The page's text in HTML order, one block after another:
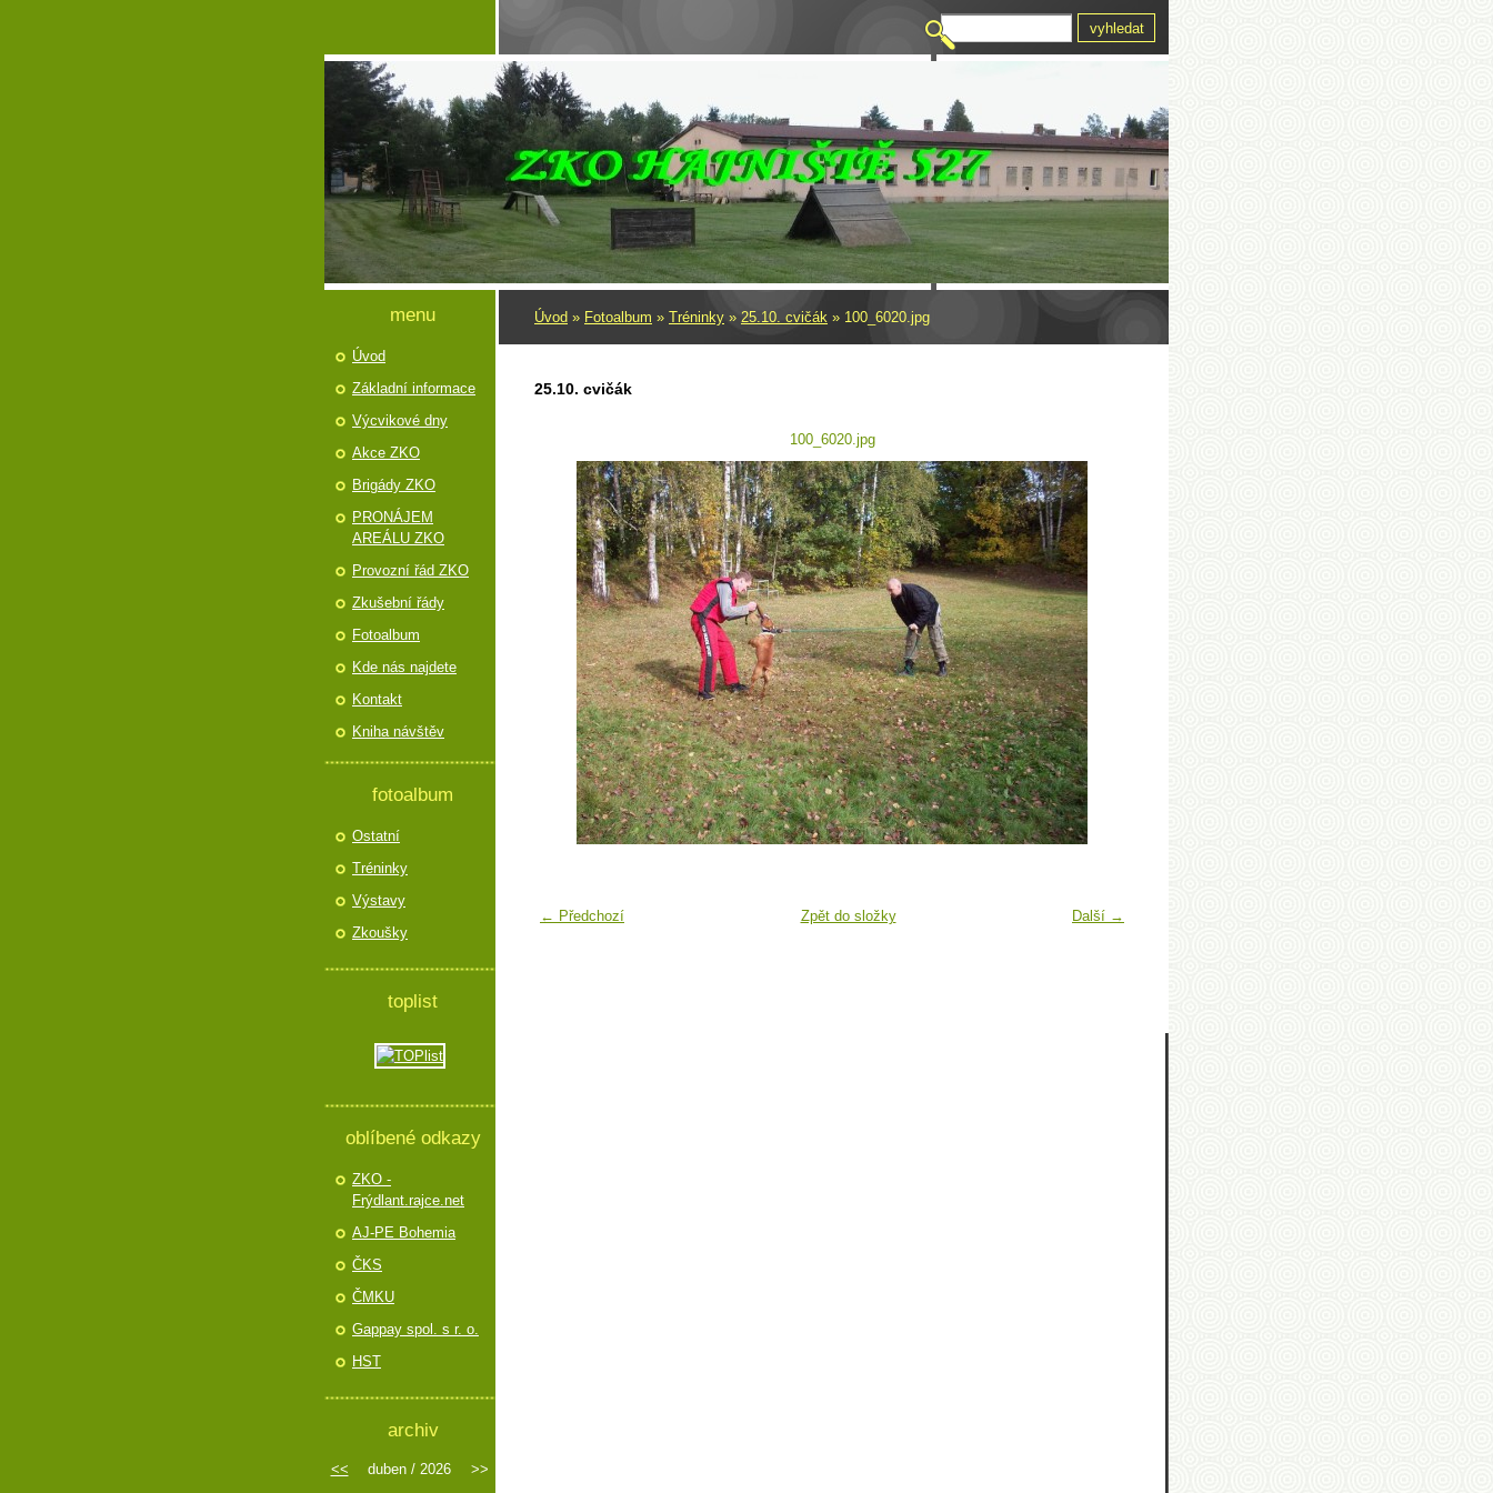
Úvod » Fotoalbum » Tréninky » 25.10. cvičák » 100_6020.jpg
25.10. cvičák
100_6020.jpg
← Předchozí Další →
Zpět do složky
menu
Úvod
Základní informace
Výcvikové dny
Akce ZKO
Brigády ZKO
PRONÁJEM
AREÁLU ZKO
Provozní řád ZKO
Zkušební řády
Fotoalbum
Kde nás najdete
Kontakt
Kniha návštěv
fotoalbum
Ostatní
Tréninky
Výstavy
Zkoušky
toplist
oblíbené odkazy
ZKO -
Frýdlant.rajce.net
AJ-PE Bohemia
ČKS
ČMKU
Gappay spol. s r. o.
HST
archiv
<< duben / 2026 >>